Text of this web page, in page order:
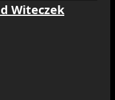
Witeczek